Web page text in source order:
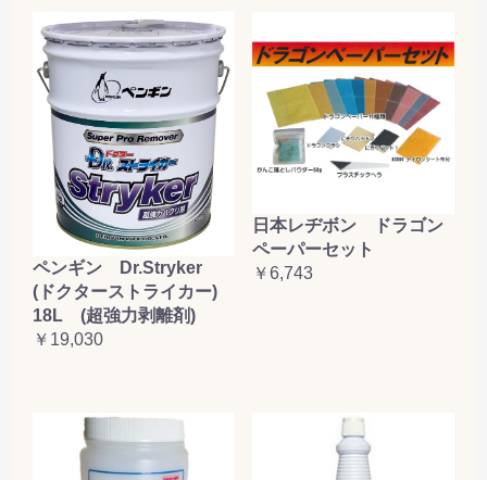
ペンギン Dr.Stryker
(ドクターストライカー)
18L (超強力剥離剤)
￥19,030
日本レヂボン ドラゴン
ペーパーセット
￥6,743